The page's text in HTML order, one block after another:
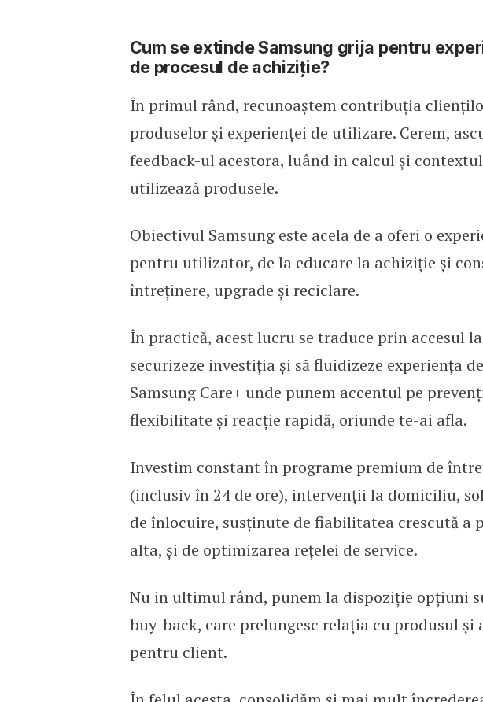
Cum se extinde Samsung grija pentru
de procesul de achiziție?
În primul rând, recunoaștem contribuția
produselor și experienței de utilizare. Cerem,
feedback-ul acestora, luând in calcul și
utilizează produsele.
Obiectivul Samsung este acela de a oferi o
pentru utilizator, de la educare la achiziție și
întreținere, upgrade și reciclare.
În practică, acest lucru se traduce prin accesul
securizeze investiția și să fluidizeze experiența
Samsung Care+ unde punem accentul pe
flexibilitate și reacție rapidă, oriunde te-ai afla.
Investim constant în programe premium de
(inclusiv în 24 de ore), intervenții la domiciliu,
de înlocuire, susținute de fiabilitatea crescută a
alta, și de optimizarea rețelei de service.
Nu in ultimul rând, punem la dispoziție opțiuni
buy-back, care prelungesc relația cu produsul
pentru client.